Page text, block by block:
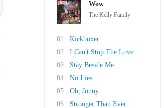
Wow
The Kelly Family
01
Kickboxer
02
I Can't Stop The Love
03
Stay Beside Me
04
No Lies
05
Oh, Jonny
06
Stronger Than Ever